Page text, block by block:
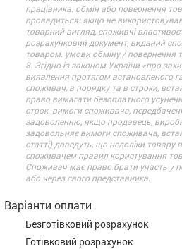
працівника. обмін або повернення
провадиться: якщо не
товарний вигляд, споживчі
розрахунковий документ, виданий
товаром. умови обміну / повернення
8. Згідно із законом України «про
виявлення протягом встановленого
споживач, в порядку та в строки,
право вимагати безоплатного
строк. вимоги споживача,
задоволенню, якщо продавець,
задовольняє вимоги споживача,
статті) доведуть, що недоліки
споживачем правил користування
Споживач має право брати участь у
або через свого представника.
Варіанти оплати
Безготівковий розрахунок
Готівковий розрахунок